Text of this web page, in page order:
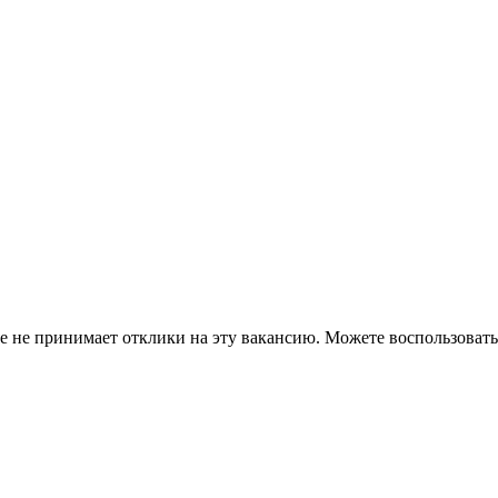
не принимает отклики на эту вакансию. Можете